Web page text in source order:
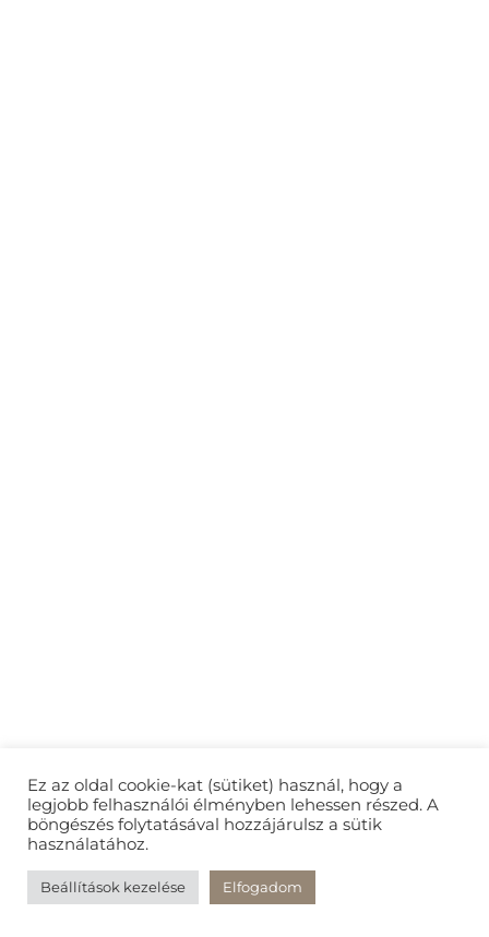
Ez az oldal cookie-kat (sütiket) használ, hogy a
legjobb felhasználói élményben lehessen részed. A
böngészés folytatásával hozzájárulsz a sütik
használatához.
Beállítások kezelése Elfogadom